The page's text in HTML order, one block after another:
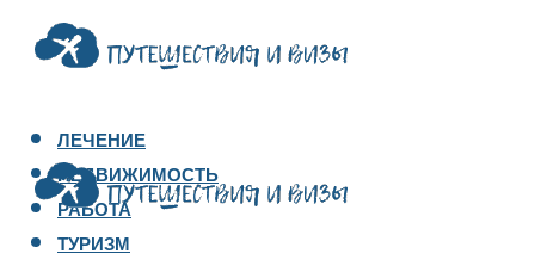
ЛЕЧЕНИЕ
НЕДВИЖИМОСТЬ
РАБОТА
ТУРИЗМ